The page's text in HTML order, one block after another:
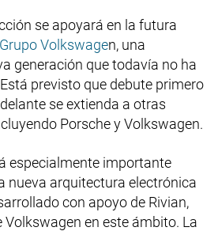
se apoyará en la futura
Volkswagen, una
generación que todavía no ha
previsto que debute primero
se extienda a otras
Porsche y Volkswagen.
especialmente importante
nueva arquitectura electrónica
con apoyo de Rivian,
en este ámbito. La